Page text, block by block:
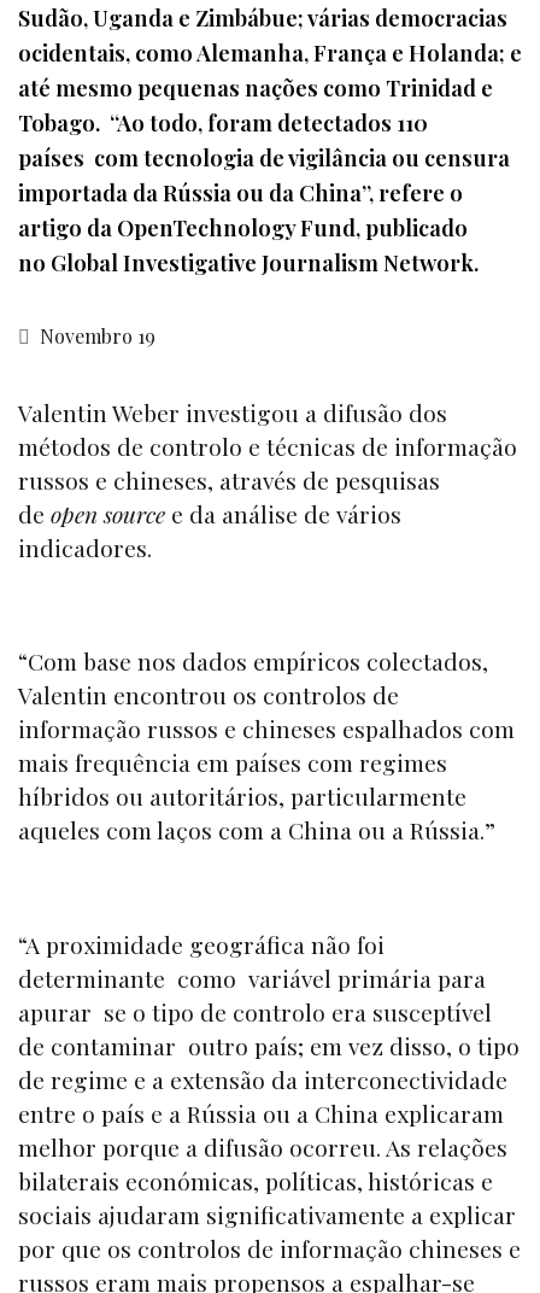
Sudão, Uganda e Zimbábue; várias democracias
ocidentais, como Alemanha, França e Holanda; e
até mesmo pequenas nações como Trinidad e
Tobago. “Ao todo, foram detectados 110
países com tecnologia de vigilância ou censura
importada da Rússia ou da China”, refere o
artigo da OpenTechnology Fund, publicado
no Global Investigative Journalism Network.
Novembro 19
Valentin Weber investigou a difusão dos
métodos de controlo e técnicas de informação
russos e chineses, através de pesquisas
de open source e da análise de vários
indicadores.
“Com base nos dados empíricos colectados,
Valentin encontrou os controlos de
informação russos e chineses espalhados com
mais frequência em países com regimes
híbridos ou autoritários, particularmente
aqueles com laços com a China ou a Rússia.”
“A proximidade geográfica não foi
determinante como variável primária para
apurar se o tipo de controlo era susceptível
de contaminar outro país; em vez disso, o tipo
de regime e a extensão da interconectividade
entre o país e a Rússia ou a China explicaram
melhor porque a difusão ocorreu. As relações
bilaterais económicas, políticas, históricas e
sociais ajudaram significativamente a explicar
por que os controlos de informação chineses e
russos eram mais propensos a espalhar-se